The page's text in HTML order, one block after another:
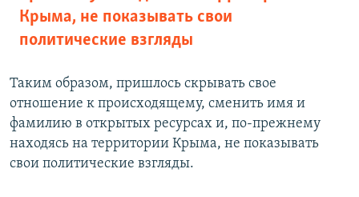
Крыма, не показывать свои
политические взгляды
Таким образом, пришлось скрывать свое
отношение к происходящему, сменить имя и
фамилию в открытых ресурсах и, по-прежнему
находясь на территории Крыма, не показывать
свои политические взгляды.